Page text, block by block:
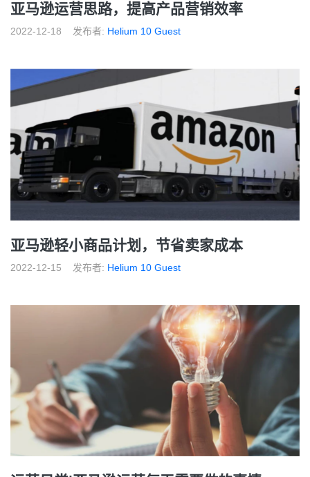
亚马逊运营思路，提高产品营销效率
2022-12-18 发布者: Helium 10 Guest
亚马逊轻小商品计划，节省卖家成本
2022-12-15 发布者: Helium 10 Guest